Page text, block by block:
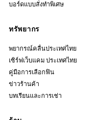
บอร์ดแบบสั่งทำพิเศษ
ทรัพยากร
พยากรณ์คลื่นประเทศไทย
เซิร์ฟเว็บแคม ประเทศไทย
คู่มือการเลือกฟิน
ข่าวร้านค้า
บทเรียนและการเช่า